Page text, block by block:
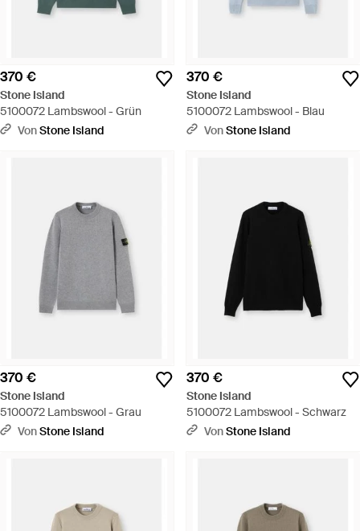
370 €
Stone Island
5100072 Lambswool - Grün
VonStone Island
370 €
Stone Island
5100072 Lambswool - Blau
VonStone Island
370 €
Stone Island
5100072 Lambswool - Grau
VonStone Island
370 €
Stone Island
5100072 Lambswool - Schwarz
VonStone Island